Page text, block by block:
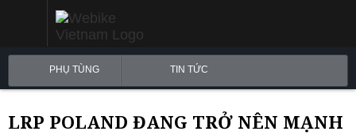
PHỤ TÙNG TIN TỨC
LRP POLAND ĐANG TRỞ NÊN MẠNH